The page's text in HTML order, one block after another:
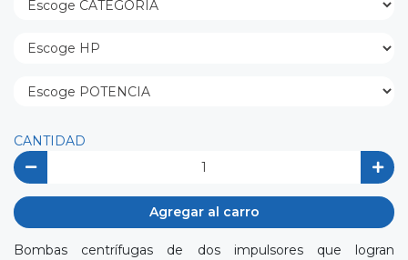
CANTIDAD
Agregar al carro
Bombas centrífugas de dos impulsores que logran